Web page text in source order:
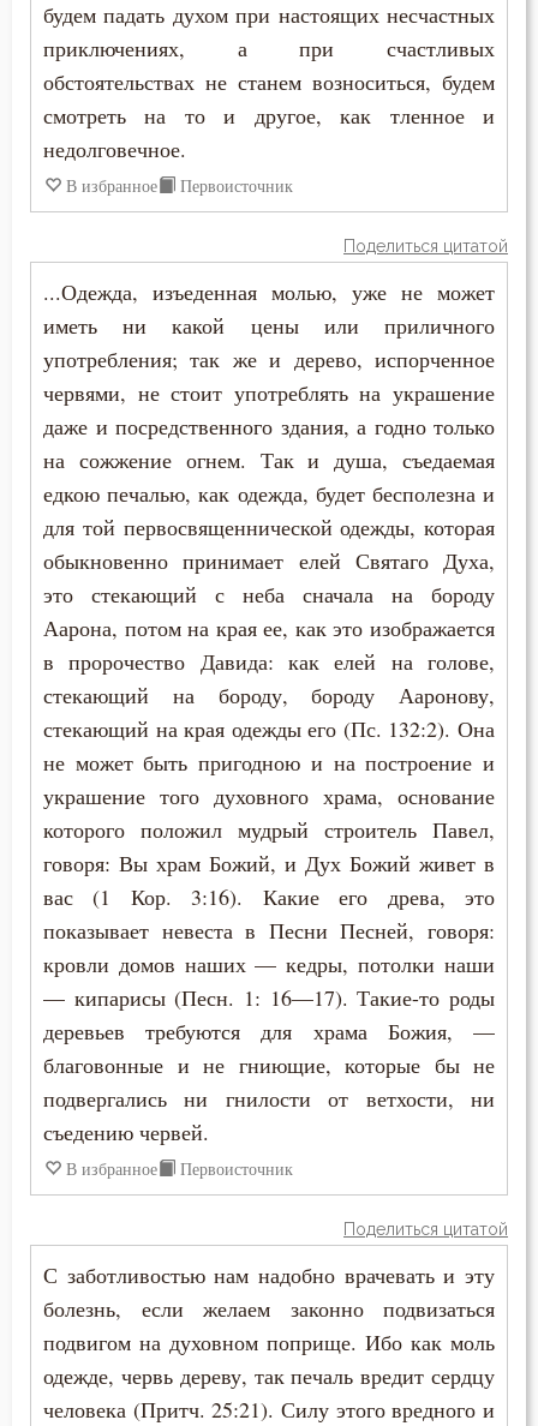
Творения святых
Тщеславие
Уныние
Человек
Чистота
Чревоугодие
будем падать духом при настоящих несчастных
приключениях, а при счастливых
обстоятельствах не станем возноситься, будем
смотреть на то и другое, как тленное и
недолговечное.
В избранное Первоисточник
Поделиться цитатой
...Одежда, изъеденная молью, уже не может
иметь ни какой цены или приличного
употребления; так же и дерево, испорченное
червями, не стоит употреблять на украшение
даже и посредственного здания, а годно только
на сожжение огнем. Так и душа, съедаемая
едкою печалью, как одежда, будет бесполезна и
для той первосвященнической одежды, которая
обыкновенно принимает елей Святаго Духа,
это стекающий с неба сначала на бороду
Аарона, потом на края ее, как это изображается
в пророчество Давида: как елей на голове,
стекающий на бороду, бороду Ааронову,
стекающий на края одежды его (Пс. 132:2). Она
не может быть пригодною и на построение и
украшение того духовного храма, основание
которого положил мудрый строитель Павел,
говоря: Вы храм Божий, и Дух Божий живет в
вас (1 Кор. 3:16). Какие его древа, это
показывает невеста в Песни Песней, говоря:
кровли домов наших — кедры, потолки наши
— кипарисы (Песн. 1: 16—17). Такие-то роды
деревьев требуются для храма Божия, —
благовонные и не гниющие, которые бы не
подвергались ни гнилости от ветхости, ни
съедению червей.
В избранное Первоисточник
Поделиться цитатой
С заботливостью нам надобно врачевать и эту
болезнь, если желаем законно подвизаться
подвигом на духовном поприще. Ибо как моль
одежде, червь дереву, так печаль вредит сердцу
человека (Притч. 25:21). Силу этого вредного и